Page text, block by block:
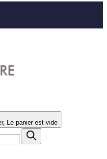
Afficher/Masquer le panier, Le panier est vide